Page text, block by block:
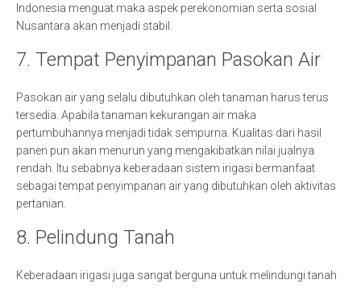
Indonesia menguat maka aspek perekonomian serta sosial
Nusantara akan menjadi stabil.
7. Tempat Penyimpanan Pasokan Air
Pasokan air yang selalu dibutuhkan oleh tanaman harus terus
tersedia. Apabila tanaman kekurangan air maka
pertumbuhannya menjadi tidak sempurna. Kualitas dari hasil
panen pun akan menurun yang mengakibatkan nilai jualnya
rendah. Itu sebabnya keberadaan sistem irigasi bermanfaat
sebagai tempat penyimpanan air yang dibutuhkan oleh aktivitas
pertanian.
8. Pelindung Tanah
Keberadaan irigasi juga sangat berguna untuk melindungi tanah